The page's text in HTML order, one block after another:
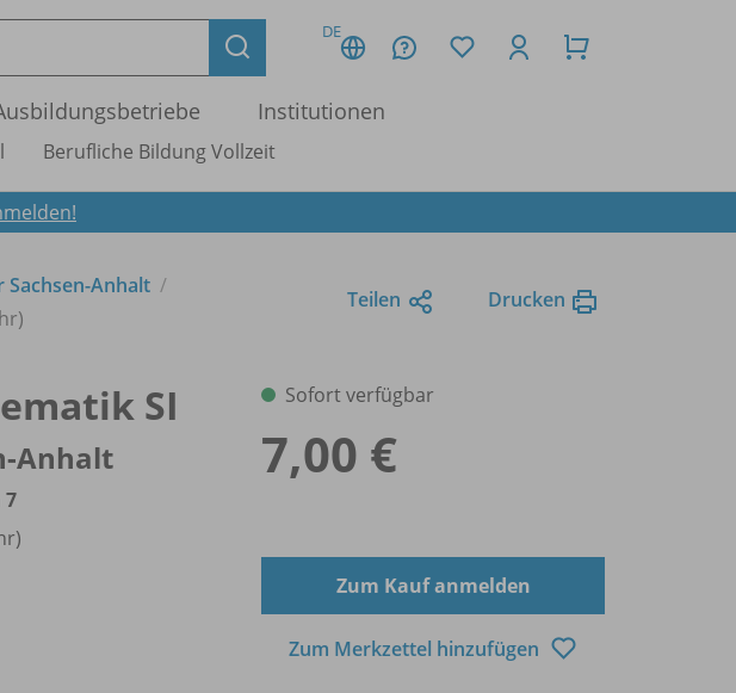
DE
Institutionen
Berufliche Bildung Vollzeit
Sachsen-Anhalt
Teilen Drucken
SI
Anhalt
7
Sofort verfügbar
7,00 €
Zum Kauf anmelden
Zum Merkzettel hinzufügen